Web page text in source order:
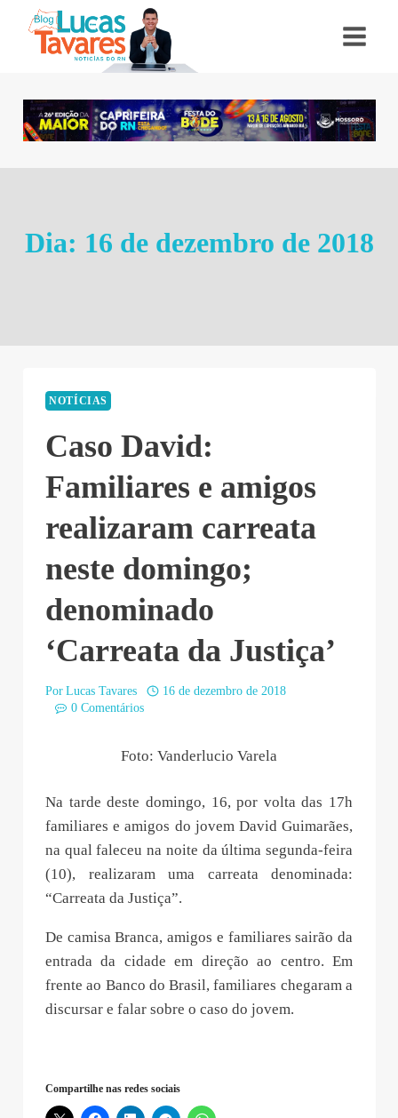
Dia: 16 de dezembro de 2018
NOTÍCIAS
Caso David:
Familiares e amigos
realizaram carreata
neste domingo;
denominado
‘Carreata da Justiça’
Por Lucas Tavares
16 de dezembro de 2018
0 Comentários
Foto: Vanderlucio Varela
Na tarde deste domingo, 16, por volta das 17h
familiares e amigos do jovem David Guimarães,
na qual faleceu na noite da última segunda-feira
(10), realizaram uma carreata denominada:
“Carreata da Justiça”.
De camisa Branca, amigos e familiares sairão da
entrada da cidade em direção ao centro. Em
frente ao Banco do Brasil, familiares chegaram a
discursar e falar sobre o caso do jovem.
Compartilhe nas redes sociais